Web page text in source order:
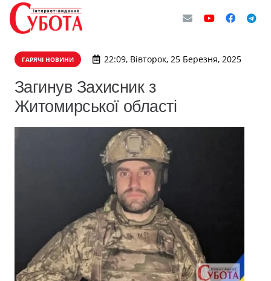
ГАРЯЧІ НОВИНИ 22:09, Вівторок, 25 Березня, 2025
Загинув Захисник з
Житомирської області